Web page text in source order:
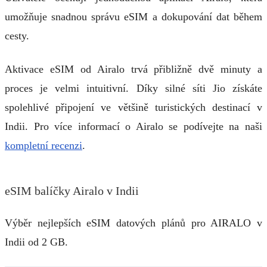
umožňuje snadnou správu eSIM a dokupování dat během
cesty.
Aktivace eSIM od Airalo trvá přibližně dvě minuty a
proces je velmi intuitivní. Díky silné síti Jio získáte
spolehlivé připojení ve většině turistických destinací v
Indii. Pro více informací o Airalo se podívejte na naši
kompletní recenzi.
eSIM balíčky Airalo v Indii
Výběr nejlepších eSIM datových plánů pro AIRALO v
Indii od 2 GB.